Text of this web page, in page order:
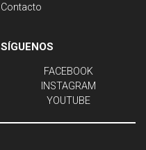
Contacto
SÍGUENOS
FACEBOOK
INSTAGRAM
YOUTUBE